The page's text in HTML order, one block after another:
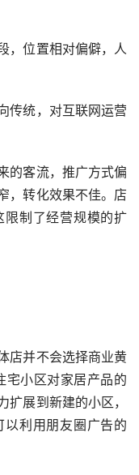
，位置相对偏僻，人
传统，对互联网运营
的客流，推广方式偏
，转化效果不佳。店
制了经营规模的扩
店并不会选择商业黄
宅小区对家居产品的
展到新建的小区，
利用朋友圈广告的